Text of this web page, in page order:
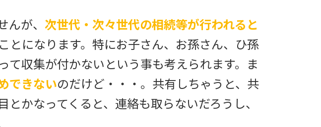
が、 次世代・次々世代の相続等が行われると
ことになります。特にお子さん、お孫さん、ひ孫
て収集が付かないという事も考えられます。ま
できないのだけど・・・。共有しちゃうと、共
かなってくると、連絡も取らないだろうし、